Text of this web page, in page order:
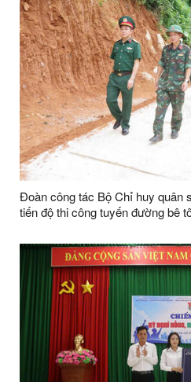
Đoàn công tác Bộ Chỉ huy quân
tiến độ thi công tuyến đường bê